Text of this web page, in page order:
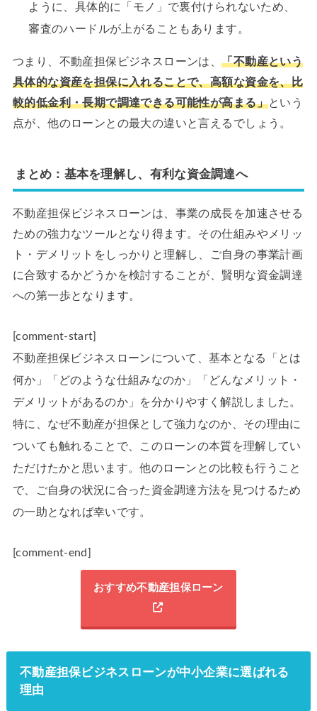
ように、具体的に「モノ」で裏付けられないため、
審査のハードルが上がることもあります。
つまり、不動産担保ビジネスローンは、「不動産という
具体的な資産を担保に入れることで、高額な資金を、比
較的低金利・長期で調達できる可能性が高まる」という
点が、他のローンとの最大の違いと言えるでしょう。
まとめ：基本を理解し、有利な資金調達へ
不動産担保ビジネスローンは、事業の成長を加速させる
ための強力なツールとなり得ます。その仕組みやメリッ
ト・デメリットをしっかりと理解し、ご自身の事業計画
に合致するかどうかを検討することが、賢明な資金調達
への第一歩となります。
[comment-start]
不動産担保ビジネスローンについて、基本となる「とは
何か」「どのような仕組みなのか」「どんなメリット・
デメリットがあるのか」を分かりやすく解説しました。
特に、なぜ不動産が担保として強力なのか、その理由に
ついても触れることで、このローンの本質を理解してい
ただけたかと思います。他のローンとの比較も行うこと
で、ご自身の状況に合った資金調達方法を見つけるため
の一助となれば幸いです。
[comment-end]
おすすめ不動産担保ローン
不動産担保ビジネスローンが中小企業に選ばれる
理由